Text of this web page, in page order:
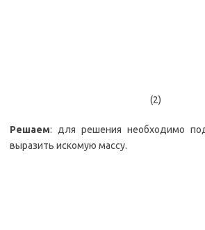
(2)
Решаем: для решения необходимо
выразить искомую массу.